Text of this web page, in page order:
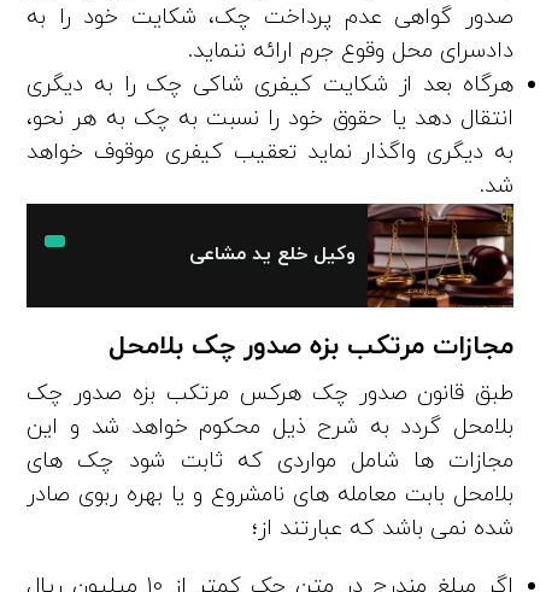
صدور گواهی عدم پرداخت چک، شکایت خود را به
دادسرای محل وقوع جرم ارائه ننماید.
هرگاه بعد از شکایت کیفری شاکی چک را به دیگری
انتقال دهد یا حقوق خود را نسبت به چک به هر نحو،
به دیگری واگذار نماید تعقیب‌ کیفری موقوف خواهد
شد.
وکیل خلع ید مشاعی
مجازات مرتکب بزه صدور چک بلامحل
طبق قانون صدور چک هرکس مرتکب بزه صدور چک
بلامحل گردد به شرح ذیل محکوم خواهد شد و این
مجازات ها شامل مواردی که ثابت شود چک­ های
بلامحل بابت معامله ­های نامشروع و یا بهره ربوی صادر
شده نمی ­باشد که عبارتند از؛